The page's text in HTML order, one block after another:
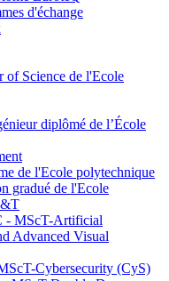
d'échange
of Science de l'Ecole
diplômé de l’École
de l'Ecole polytechnique
gradué de l'Ecole
- MScT-Artificial
Advanced Visual
Cybersecurity (CyS)